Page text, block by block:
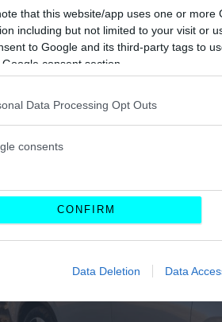
that this website/app uses one or
including but not limited to your visit or
to Google and its third-party tags to
consent section.
Data Processing Opt Outs
consents
CONFIRM
Data Deletion Data